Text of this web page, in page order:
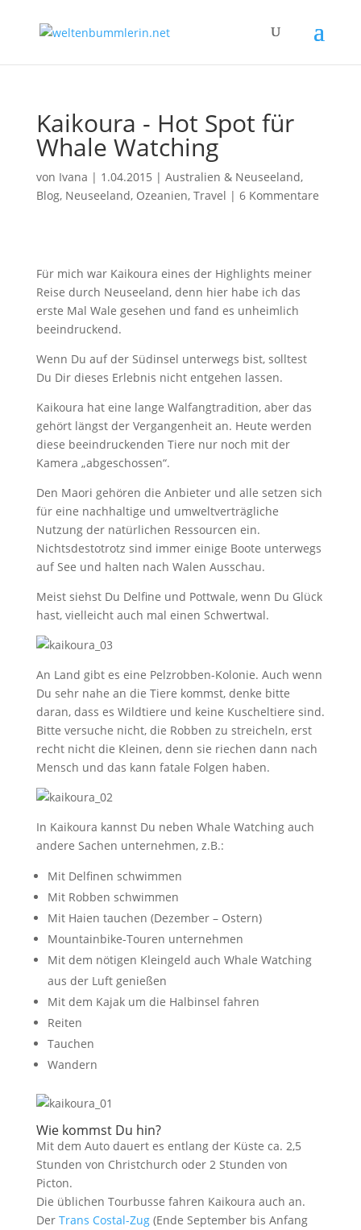
Kaikoura - Hot Spot für
Whale Watching
von Ivana | 1.04.2015 | Australien & Neuseeland,
Blog, Neuseeland, Ozeanien, Travel | 6 Kommentare
Für mich war Kaikoura eines der Highlights meiner
Reise durch Neuseeland, denn hier habe ich das
erste Mal Wale gesehen und fand es unheimlich
beeindruckend.
Wenn Du auf der Südinsel unterwegs bist, solltest
Du Dir dieses Erlebnis nicht entgehen lassen.
Kaikoura hat eine lange Walfangtradition, aber das
gehört längst der Vergangenheit an. Heute werden
diese beeindruckenden Tiere nur noch mit der
Kamera „abgeschossen“.
Den Maori gehören die Anbieter und alle setzen sich
für eine nachhaltige und umweltverträgliche
Nutzung der natürlichen Ressourcen ein.
Nichtsdestotrotz sind immer einige Boote unterwegs
auf See und halten nach Walen Ausschau.
Meist siehst Du Delfine und Pottwale, wenn Du Glück
hast, vielleicht auch mal einen Schwertwal.
An Land gibt es eine Pelzrobben-Kolonie. Auch wenn
Du sehr nahe an die Tiere kommst, denke bitte
daran, dass es Wildtiere und keine Kuscheltiere sind.
Bitte versuche nicht, die Robben zu streicheln, erst
recht nicht die Kleinen, denn sie riechen dann nach
Mensch und das kann fatale Folgen haben.
In Kaikoura kannst Du neben Whale Watching auch
andere Sachen unternehmen, z.B.:
Mit Delfinen schwimmen
Mit Robben schwimmen
Mit Haien tauchen (Dezember – Ostern)
Mountainbike-Touren unternehmen
Mit dem nötigen Kleingeld auch Whale Watching
aus der Luft genießen
Mit dem Kajak um die Halbinsel fahren
Reiten
Tauchen
Wandern
Wie kommst Du hin?
Mit dem Auto dauert es entlang der Küste ca. 2,5
Stunden von Christchurch oder 2 Stunden von
Picton.
Die üblichen Tourbusse fahren Kaikoura auch an.
Der Trans Costal-Zug(Ende September bis Anfang